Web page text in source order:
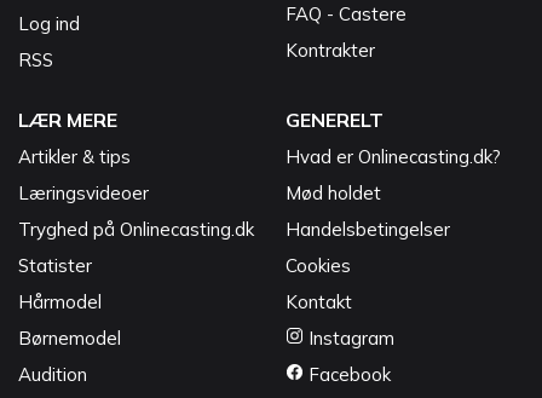
Log ind
RSS
FAQ - Castere
Kontrakter
LÆR MERE
Artikler & tips
Læringsvideoer
Tryghed på Onlinecasting.dk
Statister
Hårmodel
Børnemodel
Audition
GENERELT
Hvad er Onlinecasting.dk?
Mød holdet
Handelsbetingelser
Cookies
Kontakt
Instagram
Facebook